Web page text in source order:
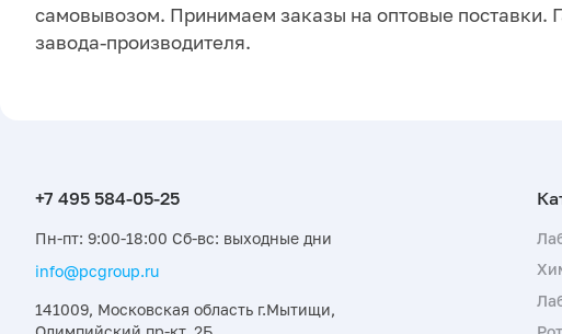
самовывозом. Принимаем заказы на оптовые поставки.
завода-производителя.
Пн-пт: 9:00-18:00 Сб-вс: выходные дни
info@pcgroup.ru
141009, Московская область г.Мытищи,